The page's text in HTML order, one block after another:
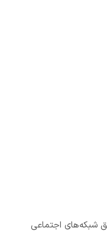
از طریق شبکه‌های اجتماعی